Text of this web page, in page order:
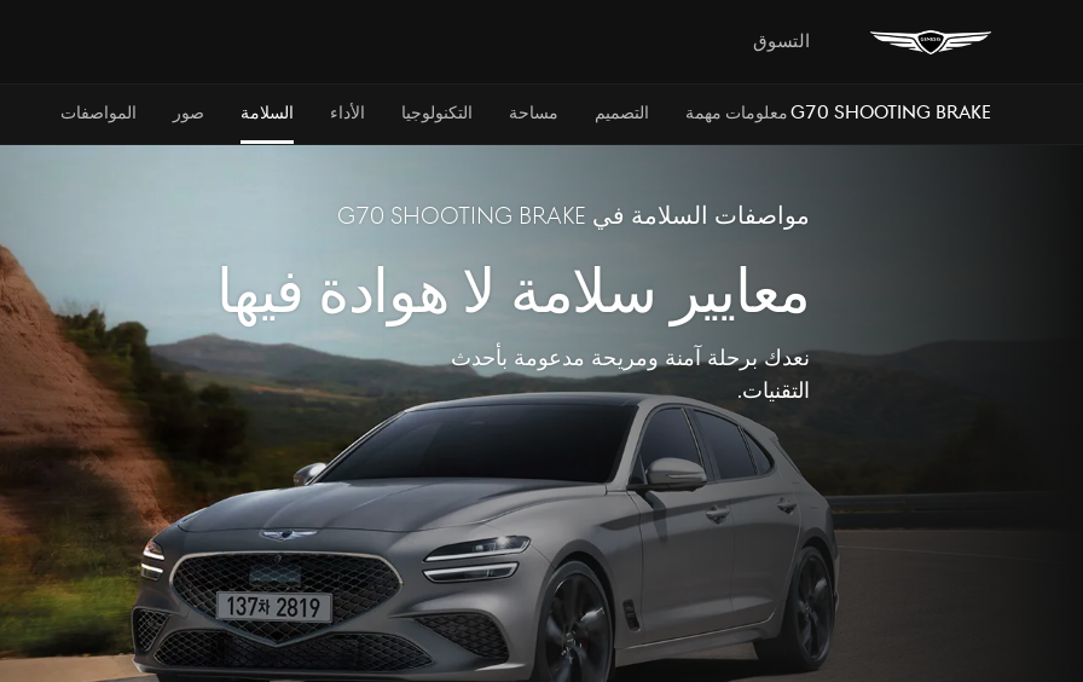
التسوق
G70 Shooting Brake معلومات مهمة التصميم مساحة التكنولوجيا الأداء السلامة صور المواصفات
مواصفات السلامة في G70 Shooting Brake
معايير سلامة لا هوادة فيها
نعدك برحلة آمنة ومريحة مدعومة بأحدث
التقنيات.